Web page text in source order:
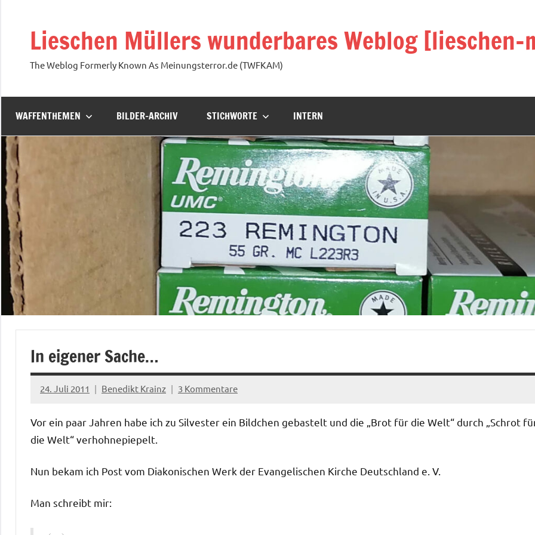
Lieschen Müllers wunderbares Weblog [lieschen-
The Weblog Formerly Known As Meinungsterror.de (TWFKAM)
WAFFENTHEMEN BILDER-ARCHIV STICHWORTE INTERN
In eigener Sache…
24. Juli 2011 Benedikt Krainz 3 Kommentare
Vor ein paar Jahren habe ich zu Silvester ein Bildchen gebastelt und die „Brot für die Welt“ durch „Schrot
die Welt“ verhohnepiepelt.
Nun bekam ich Post vom Diakonischen Werk der Evangelischen Kirche Deutschland e. V.
Man schreibt mir: